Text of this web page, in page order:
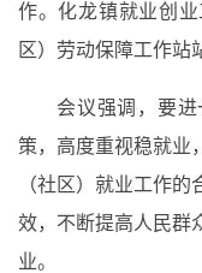
作。化龙镇就业创
区）劳动保障工作站
会议强调，要
策，高度重视稳就业
（社区）就业工作的
效，不断提高人民群
业。